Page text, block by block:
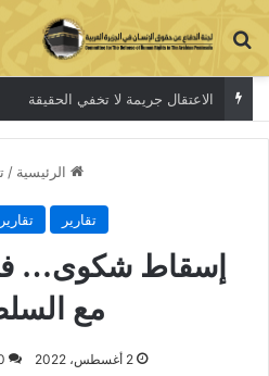
بحث عن
الاعتقال جريمة لا تخفي الحقيقة
الرئيسية /
تقارير
إسقاط شكوى…
مع
2 أغسطس، 2022